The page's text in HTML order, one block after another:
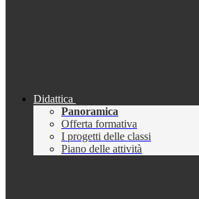
Didattica
Panoramica
Offerta formativa
I progetti delle classi
Piano delle attività